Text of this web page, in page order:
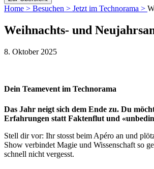
Home > Besuchen > Jetzt im Technorama >
Weihnachts- und
8. Oktober 2025
Dein Teamevent im Technorama
Das Jahr neigt sich dem Ende zu. Du
Erfahrungen statt Faktenflut und
Stell dir vor: Ihr stosst beim Apéro an und
Show verbindet Magie und Wissenschaft so
schnell nicht vergesst.